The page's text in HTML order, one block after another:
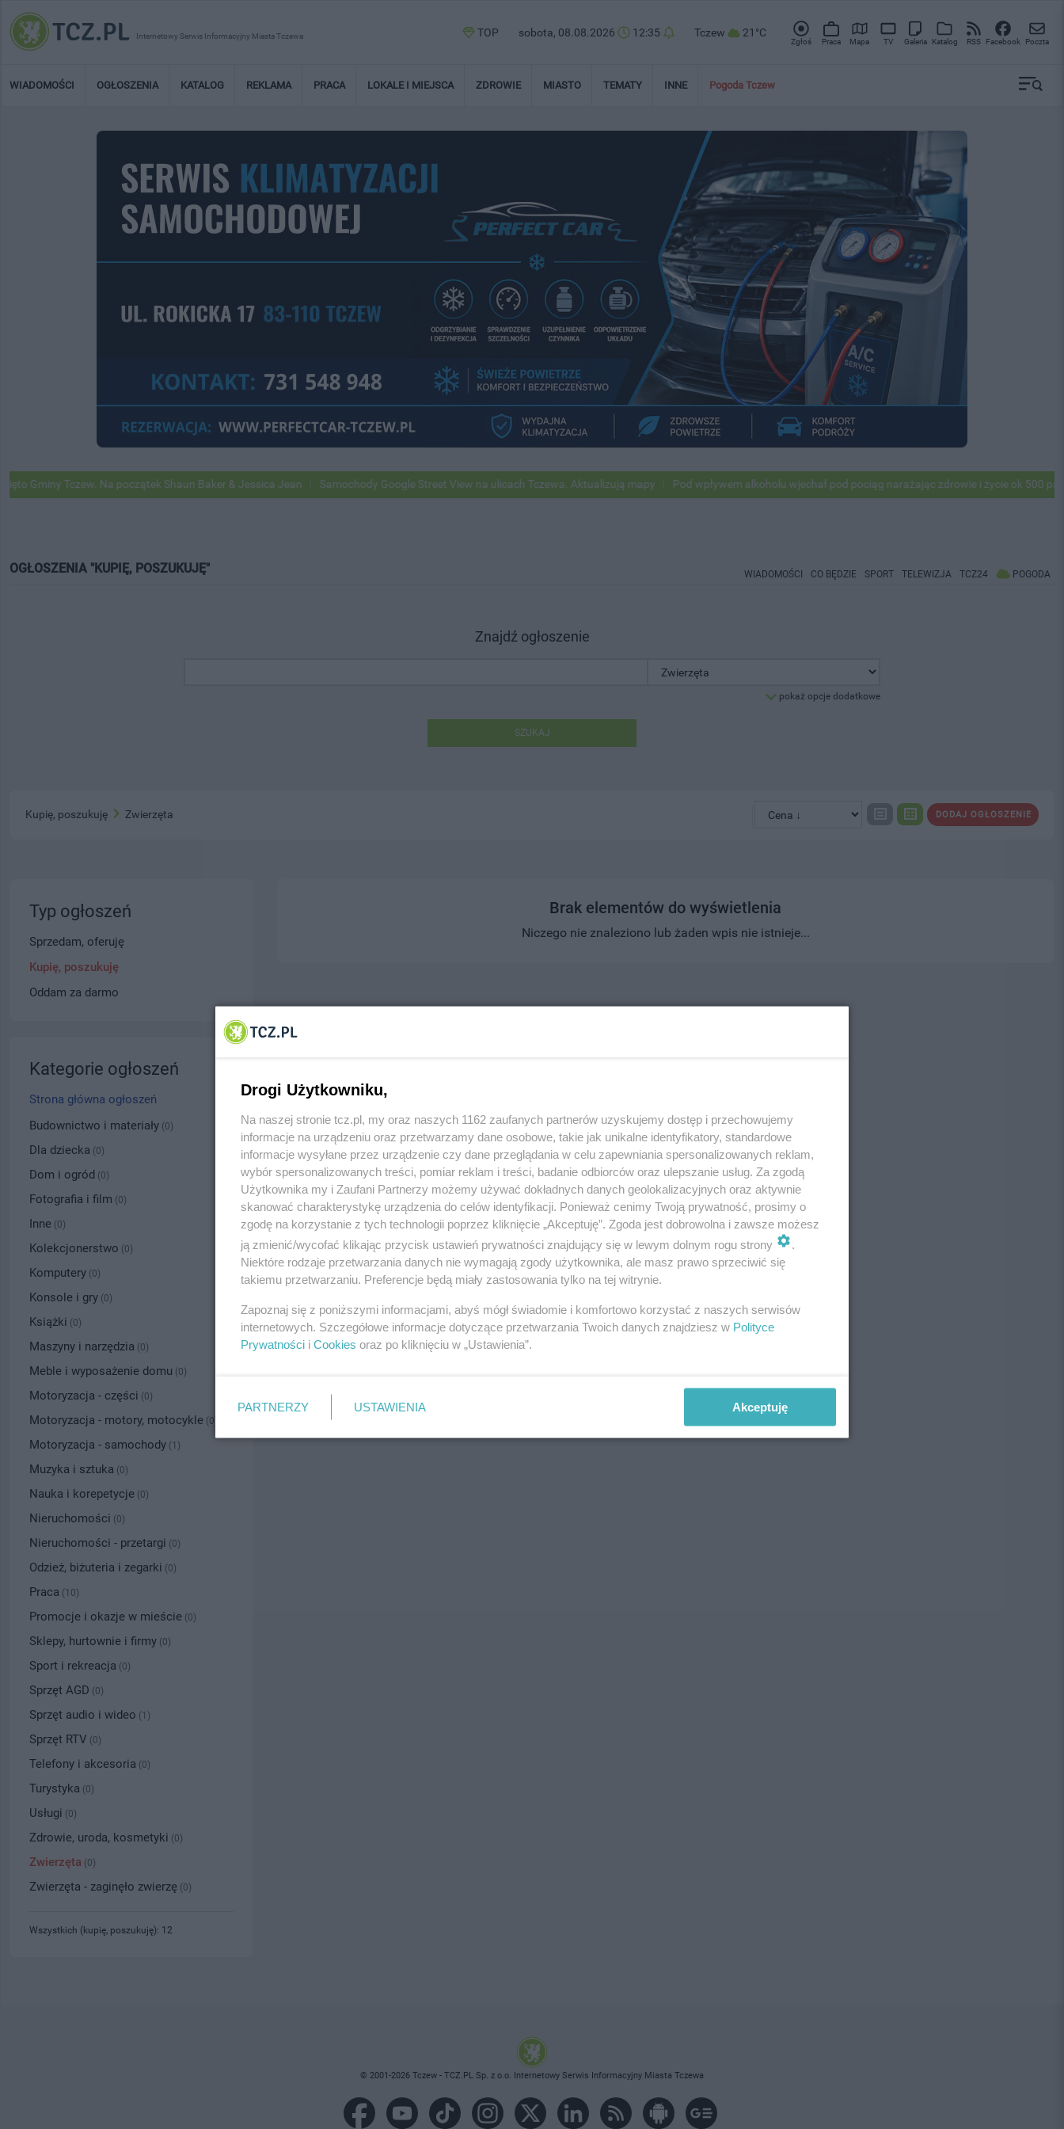
Internetowy Serwis Informacyjny Miasta Tczewa TOP sobota, 08.08.2026 12:35 Tczew 21°C
Zgłoś Praca Mapa TV Galeria Katalog RSS Facebook Poczta
WIADOMOŚCI OGŁOSZENIA KATALOG REKLAMA PRACA LOKALE I MIEJSCA ZDROWIE MIASTO TEMATY INNE Pogoda Tczew
Tczew. Na początek Shaun Baker & Jessica Jean Samochody Google Street View na ulicach Tczewa. Aktualizują mapy Pod wpływem alkoholu wjechał pod pociąg narażając zdrowie i życie ok 500
OGŁOSZENIA "KUPIĘ, POSZUKUJĘ" WIADOMOŚCI CO BĘDZIE SPORT TELEWIZJA TCZ24 POGODA
Znajdź ogłoszenie
pokaż opcje dodatkowe
SZUKAJ
DODAJ OGŁOSZENIE
Kupię, poszukuję Zwierzęta
Brak elementów do wyświetlenia
Niczego nie znaleziono lub żaden wpis nie istnieje...
Typ ogłoszeń
Sprzedam, oferuję
Kupię, poszukuję
Oddam za darmo
Kategorie ogłoszeń
Strona główna ogłoszeń
Budownictwo i materiały (0)
Dla dziecka (0)
Dom i ogród (0)
Fotografia i film (0)
Inne (0)
Kolekcjonerstwo (0)
Komputery (0)
Konsole i gry (0)
Książki (0)
Maszyny i narzędzia (0)
Meble i wyposażenie domu (0)
Motoryzacja - części (0)
Motoryzacja - motory, motocykle (0)
Motoryzacja - samochody (1)
Muzyka i sztuka (0)
Nauka i korepetycje (0)
Nieruchomości (0)
Nieruchomości - przetargi (0)
Odzież, biżuteria i zegarki (0)
Praca (10)
Promocje i okazje w mieście (0)
Sklepy, hurtownie i firmy (0)
Sport i rekreacja (0)
Sprzęt AGD (0)
Sprzęt audio i wideo (1)
Sprzęt RTV (0)
Telefony i akcesoria (0)
Turystyka (0)
Usługi (0)
Zdrowie, uroda, kosmetyki (0)
Zwierzęta (0)
Zwierzęta - zaginęło zwierzę (0)
Wszystkich (kupię, poszukuję): 12
© 2001-2026 Tczew - TCZ.PL Sp. z o.o. Internetowy Serwis Informacyjny Miasta Tczewa
Drogi Użytkowniku,
Na naszej stronie tcz.pl, my oraz naszych 1162 zaufanych partnerów uzyskujemy dostęp i przechowujemy
informacje na urządzeniu oraz przetwarzamy dane osobowe, takie jak unikalne identyfikatory, standardowe
informacje wysyłane przez urządzenie czy dane przeglądania w celu zapewniania spersonalizowanych reklam,
wybór spersonalizowanych treści, pomiar reklam i treści, badanie odbiorców oraz ulepszanie usług. Za zgodą
Użytkownika my i Zaufani Partnerzy możemy używać dokładnych danych geolokalizacyjnych oraz aktywnie
skanować charakterystykę urządzenia do celów identyfikacji. Ponieważ cenimy Twoją prywatność, prosimy o
zgodę na korzystanie z tych technologii poprzez kliknięcie „Akceptuję”. Zgoda jest dobrowolna i zawsze możesz
ją zmienić/wycofać klikając przycisk ustawień prywatności znajdujący się w lewym dolnym rogu strony
Niektóre rodzaje przetwarzania danych nie wymagają zgody użytkownika, ale masz prawo sprzeciwić się
takiemu przetwarzaniu. Preferencje będą miały zastosowania tylko na tej witrynie.
Zapoznaj się z poniższymi informacjami, abyś mógł świadomie i komfortowo korzystać z naszych serwisów
internetowych. Szczegółowe informacje dotyczące przetwarzania Twoich danych znajdziesz w Polityce
Prywatności i Cookies oraz po kliknięciu w „Ustawienia”.
PARTNERZY USTAWIENIA Akceptuję